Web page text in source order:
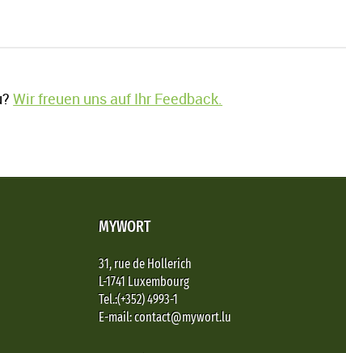
Wir freuen uns auf Ihr Feedback.
MYWORT
31, rue de Hollerich
L-1741 Luxembourg
Tel.:(+352) 4993-1
E-mail: contact@mywort.lu